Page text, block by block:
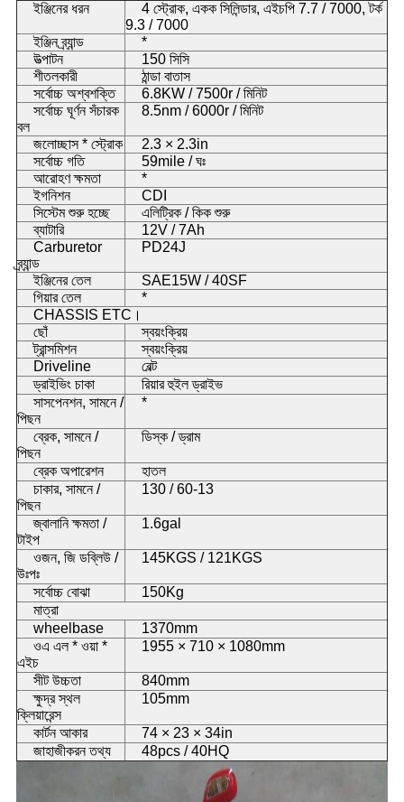
ইঞ্জিনের ধরন 4 স্ট্রোক, একক সিলিন্ডার, এইচপি 7.7 / 7000,টর্ক
9.3 / 7000
ইঞ্জিন ব্র্যান্ড
*
উত্পাটন
150 সিসি
শীতলকারী
ঠান্ডা বাতাস
সর্বোচ্চ অশ্বশক্তি
6.8KW / 7500r / মিনিট
সর্বোচ্চ ঘূর্ণন সঁচারক
বল
8.5nm / 6000r / মিনিট
জলোচ্ছাস * স্ট্রোক
2.3 × 2.3in
সর্বোচ্চ গতি
59mile / ঘঃ
আরোহণ ক্ষমতা
*
ইগনিশন
CDI
সিস্টেম শুরু হচ্ছে
এলিট্রিক / কিক শুরু
ব্যাটারি
12V / 7Ah
Carburetor
ব্র্যান্ড
PD24J
ইঞ্জিনের তেল
SAE15W / 40SF
গিয়ার তেল
*
CHASSIS ETC।
ছোঁ
স্বয়ংক্রিয়
ট্রান্সমিশন
স্বয়ংক্রিয়
Driveline
বেল্ট
ড্রাইভিং চাকা
রিয়ার হুইল ড্রাইভ
সাসপেনশন, সামনে /
পিছন
*
ব্রেক, সামনে /
পিছন
ডিস্ক / ড্রাম
ব্রেক অপারেশন
হাতল
চাকার, সামনে /
পিছন
130 / 60-13
জ্বালানি ক্ষমতা /
টাইপ
1.6gal
ওজন, জি ডব্লিউ /
উঃপঃ
145KGS / 121KGS
সর্বোচ্চ বোঝা
150Kg
মাত্রা
wheelbase
1370mm
ওএ এল * ওয়া *
এইচ
1955 × 710 × 1080mm
সীট উচ্চতা
840mm
ক্ষুদ্র স্থল
ক্লিয়ারেন্স
105mm
কার্টন আকার
74 × 23 × 34in
জাহাজীকরন তথ্য
48pcs / 40HQ